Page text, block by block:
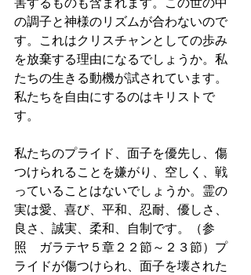
の調子と神様のリズムが合わないので
す。これはクリスチャンとしての歩み
を放棄する理由になるでしょうか。私
たちの生きる動機が試されています。
私たちを自由にするのはキリストで
す。
私たちのプライド、面子を優先し、傷
つけられることを嫌がり、空しく、戦
っていることはないでしょうか。霊の
実は愛、喜び、平和、忍耐、優しさ、
良さ、誠実、柔和、自制です。（参
照　ガラテヤ５章２２節～２３節）プ
ライドが傷つけられ、面子を壊された